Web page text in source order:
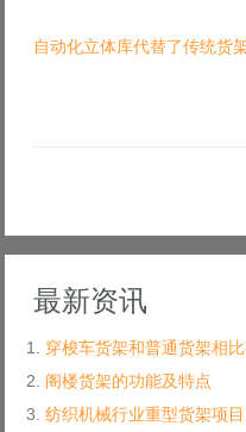
自动化立体库代替了传统货
最新资讯
穿梭车货架和普通货架相
阁楼货架的功能及特点
纺织机械行业重型货架项